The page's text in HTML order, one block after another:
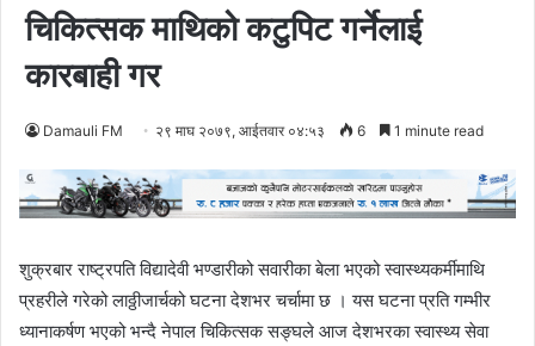
चिकित्सक माथिको कटुपिट गर्नेलाई
कारबाही गर
Damauli FM २९ माघ २०७९, आईतवार ०४:५३ 6 1 minute read
शुक्रबार राष्ट्रपति विद्यादेवी भण्डारीको सवारीका बेला भएको स्वास्थ्यकर्मीमाथि
प्रहरीले गरेको लाठ्ठीजार्चको घटना देशभर चर्चामा छ । यस घटना प्रति गम्भीर
ध्यानाकर्षण भएको भन्दै नेपाल चिकित्सक सङ्घले आज देशभरका स्वास्थ्य सेवा